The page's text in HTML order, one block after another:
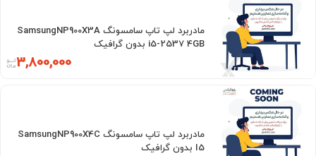
مادربرد لپ تاپ سامسونگ SamsungNP900X3A
i5-2537 4GB بدون گرافیک
3,800,000
مادربرد لپ تاپ سامسونگ SamsungNP900X4C
I5 بدون گرافیک